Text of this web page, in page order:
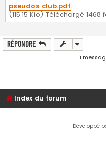
pseudos club.pdf
(115.15 Kio) Téléchargé 1468
Répondre
1
Index du forum
Développé